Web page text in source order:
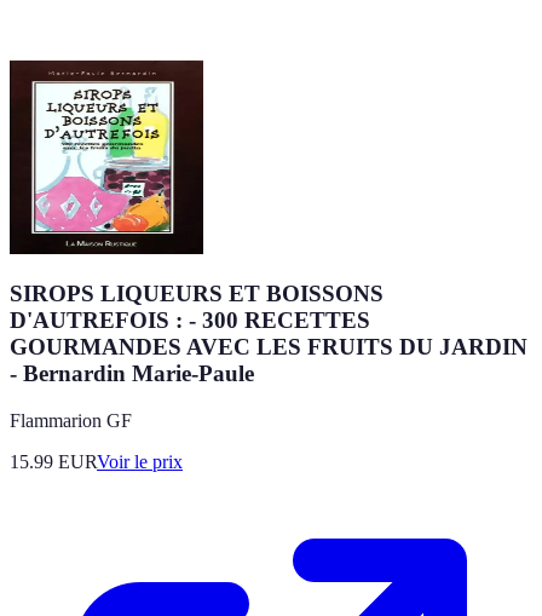
SIROPS LIQUEURS ET BOISSONS
D'AUTREFOIS : - 300 RECETTES
GOURMANDES AVEC LES FRUITS DU JARDIN
- Bernardin Marie-Paule
Flammarion GF
15.99 EURVoir le prix